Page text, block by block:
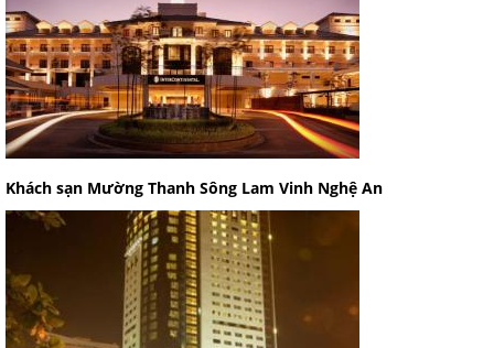
Khách sạn Mường Thanh Sông Lam Vinh Nghệ An